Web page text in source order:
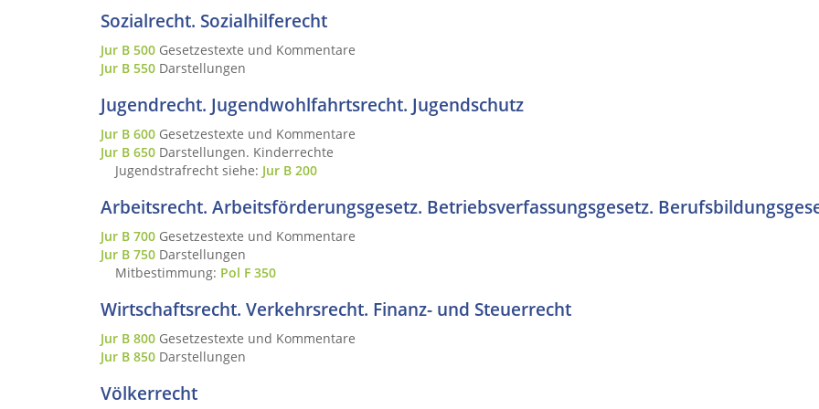
Sozialrecht. Sozialhilferecht
Jur B 500 Gesetzestexte und Kommentare
Jur B 550 Darstellungen
Jugendrecht. Jugendwohlfahrtsrecht. Jugendschutz
Jur B 600 Gesetzestexte und Kommentare
Jur B 650 Darstellungen. Kinderrechte
Jugendstrafrecht siehe: Jur B 200
Arbeitsrecht. Arbeitsförderungsgesetz. Betriebsverfassungsgesetz.
Jur B 700 Gesetzestexte und Kommentare
Jur B 750 Darstellungen
Mitbestimmung: Pol F 350
Wirtschaftsrecht. Verkehrsrecht. Finanz- und Steuerrecht
Jur B 800 Gesetzestexte und Kommentare
Jur B 850 Darstellungen
Völkerrecht